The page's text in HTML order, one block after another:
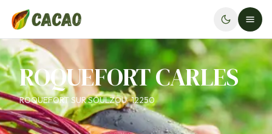
ROQUEFORT CARLES
ROQUEFORT SUR SOULZOU · 12250